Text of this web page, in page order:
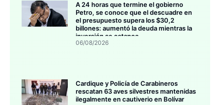
A 24 horas que termine el gobierno
Petro, se conoce que el descuadre en
el presupuesto supera los $30,2
billones: aumentó la deuda mientras la
inversión se estanca
06/08/2026
Cardique y Policía de Carabineros
rescatan 63 aves silvestres mantenidas
ilegalmente en cautiverio en Bolívar